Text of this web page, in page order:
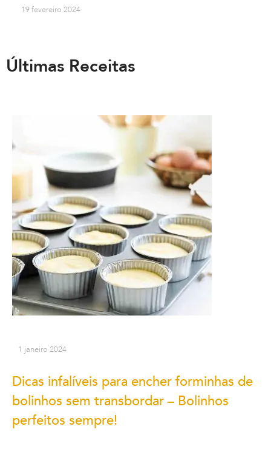
19 fevereiro 2024
Últimas Receitas
1 janeiro 2024
Dicas infalíveis para encher forminhas de
bolinhos sem transbordar – Bolinhos
perfeitos sempre!